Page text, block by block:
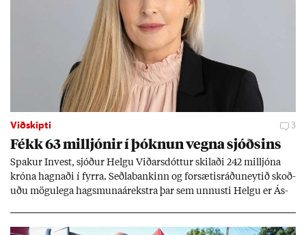
Viðskipti 3
Fékk 63 millj­ón­ir í þókn­un vegna sjóðs­ins
Spak­ur In­vest, sjóð­ur Helgu Við­ars­dótt­ur skil­aði 242 millj­óna
króna hagn­aði í fyrra. Seðla­bank­inn og for­sæt­is­ráðu­neyt­ið skoð­
uðu mögu­lega hags­muna­árekstra þar sem unnusti Helgu er Ás­